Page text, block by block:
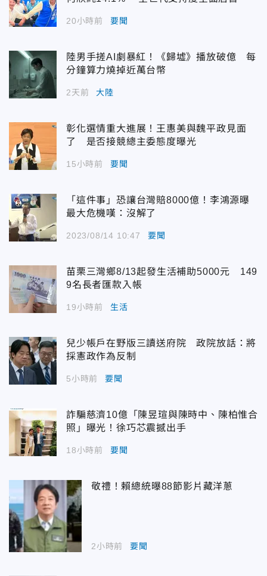
20小時前 要聞
陸男手搓AI劇暴紅！《歸墟》播放破億 每
分鐘算力燒掉近萬台幣
2天前 大陸
彰化選情重大進展！王惠美與魏平政見面
了 是否接競總主委態度曝光
15小時前 要聞
「這件事」恐讓台灣賠8000億！李鴻源曝
最大危機嘆：沒解了
2023/08/14 10:47 要聞
苗栗三灣鄉8/13起發生活補助5000元 149
9名長者匯款入帳
19小時前 生活
兒少帳戶在野版三讀送府院 政院放話：將
採憲政作為反制
5小時前 要聞
詐騙慈濟10億「陳昱瑄與陳時中、陳柏惟合
照」曝光！徐巧芯震撼出手
18小時前 要聞
敬禮！賴總統曝88節影片藏洋蔥
2小時前 要聞